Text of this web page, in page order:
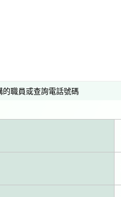
職員或查詢電話號碼